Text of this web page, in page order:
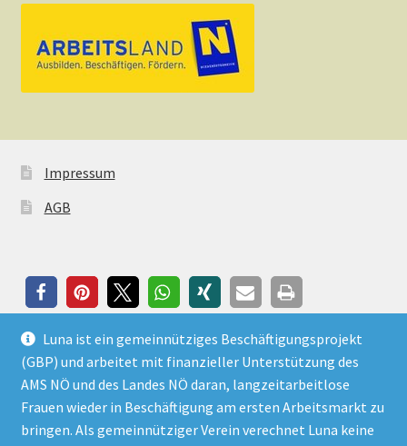
Luna ist ein gemeinnütziges Beschäftigungsprojekt
(GBP) und arbeitet mit finanzieller Unterstützung des
AMS NÖ und des Landes NÖ daran, langzeitarbeitlose
Frauen wieder in Beschäftigung am ersten Arbeitsmarkt zu
bringen. Als gemeinnütziger Verein verechnet Luna keine
Impressum
AGB
© Luna Frauenprojekt 2026
Datenschutzerklärung
Erstellt mit Storefront &